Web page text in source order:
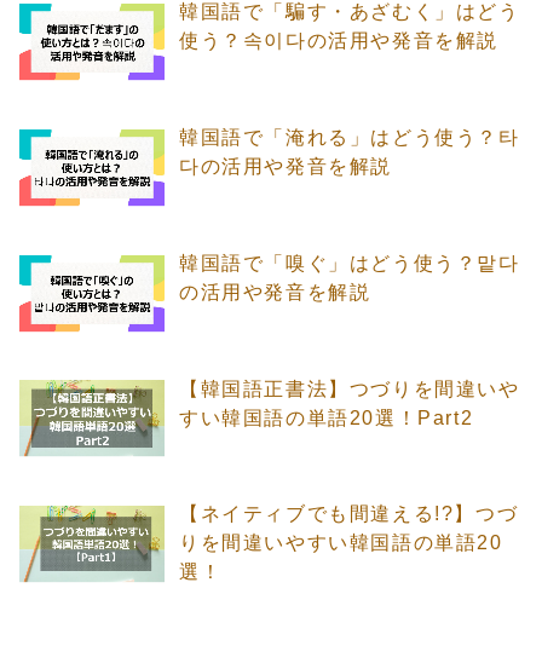
韓国語で「騙す・あざむく」はどう
使う？속이다の活用や発音を解説
韓国語で「淹れる」はどう使う？타
다の活用や発音を解説
韓国語で「嗅ぐ」はどう使う？맡다
の活用や発音を解説
【韓国語正書法】つづりを間違いや
すい韓国語の単語20選！Part2
【ネイティブでも間違える!?】つづ
りを間違いやすい韓国語の単語20
選！